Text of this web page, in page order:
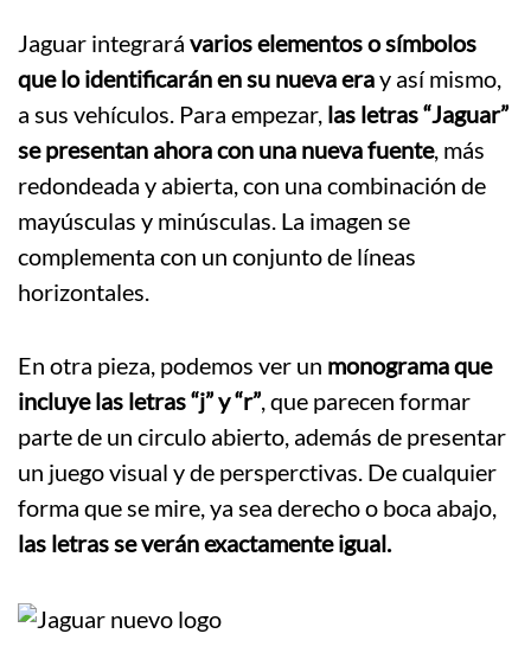
Jaguar integrará varios elementos o símbolos
que lo identificarán en su nueva eray así mismo,
a sus vehículos. Para empezar, las letras “Jaguar”
se presentan ahora con una nueva fuente, más
redondeada y abierta, con una combinación de
mayúsculas y minúsculas. La imagen se
complementa con un conjunto de líneas
horizontales.
En otra pieza, podemos ver un monograma que
incluye las letras “j” y “r” , que parecen formar
parte de un circulo abierto, además de presentar
un juego visual y de persperctivas. De cualquier
forma que se mire, ya sea derecho o boca abajo,
las letras se verán exactamente igual.